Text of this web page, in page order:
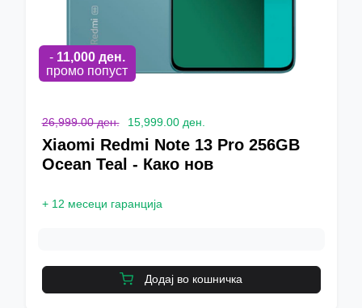
- 11,000ден.
промо попуст
26,999.00 ден. 15,999.00 ден.
Xiaomi Redmi Note 13 Pro 256GB
Ocean Teal - Како нов
+ 12 месеци гаранција
Додај во кошничка